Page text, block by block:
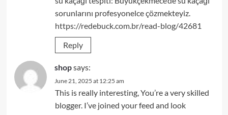
sorunlarını profesyonelce çözmekteyiz.
https://redebuck.com.br/read-blog/42681
Reply
shopsays:
June 21, 2025 at 12:25 am
This is really interesting, You’re a very skilled
blogger. I’ve joined your feed and look